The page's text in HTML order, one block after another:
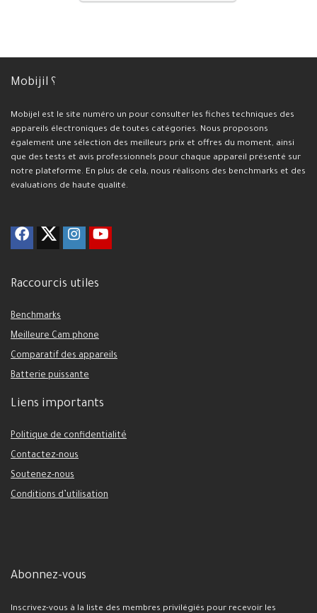
Mobijil ؟
Mobijel est le site numéro un pour consulter les fiches techniques des
appareils électroniques de toutes catégories. Nous proposons
également une sélection des meilleurs prix et offres du moment, ainsi
que des tests et avis professionnels pour chaque appareil présenté sur
notre plateforme. En plus de cela, nous réalisons des benchmarks et des
évaluations de haute qualité.
Raccourcis utiles
Benchmarks
Meilleure Cam phone
Comparatif des appareils
Batterie puissante
Liens importants
Politique de confidentialité
Contactez-nous
Soutenez-nous
Conditions d’utilisation
Abonnez-vous
Inscrivez-vous à la liste des membres privilégiés pour recevoir les